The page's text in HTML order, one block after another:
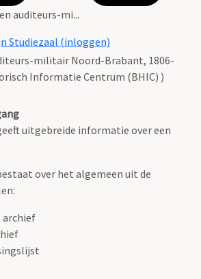
auditeurs-mi...
Studiezaal (inloggen)
militair Noord-Brabant, 1806-
Informatie Centrum (BHIC) )
uitgebreide informatie over een
over het algemeen uit de
archief